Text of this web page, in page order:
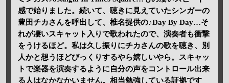
感で始りました。続いて、聴きに見えていたシンガーの
豊田チカさんを呼出して、椎名提供の♪Day By Day…そ
れが凄いスキャット入りで歌われたので、演奏者も衝撃
をうけるほど。私は久し振りにチカさんの歌を聴き、別
人かと想うほどびっくりするやら嬉しいやら。スキャッ
トで楽器を演奏するように自分の声をコントロール出来
る人はなかなかいません。相当勉強している証拠です